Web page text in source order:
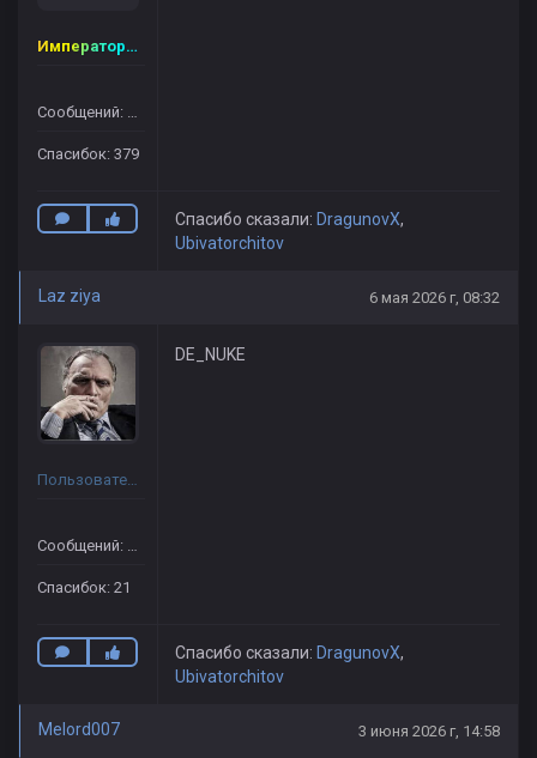
Император Vip
Сообщений: 98
Спасибок: 379
Спасибо сказали: DragunovX,
Ubivatorchitov
Laz ziya 6 мая 2026 г, 08:32
Пользователь
Сообщений: 29
Спасибок: 21
DE_NUKE
Спасибо сказали: DragunovX,
Ubivatorchitov
Melord007 3 июня 2026 г, 14:58